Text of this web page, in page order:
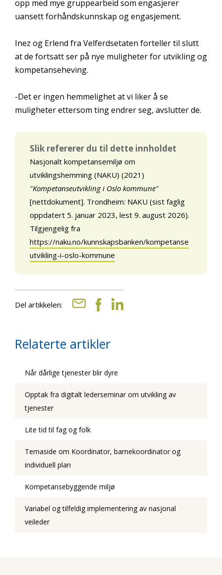
opp med mye gruppearbeid som engasjerer
uansett forhåndskunnskap og engasjement.
Inez og Erlend fra Velferdsetaten forteller til slutt
at de fortsatt ser på nye muligheter for utvikling og
kompetanseheving.
-Det er ingen hemmelighet at vi liker å se
muligheter ettersom ting endrer seg, avslutter de.
Slik refererer du til dette innholdet
Nasjonalt kompetansemiljø om
utviklingshemming (NAKU) (2021)
"Kompetanseutvikling i Oslo kommune"
[nettdokument]. Trondheim: NAKU (sist faglig
oppdatert 5. januar 2023, lest 9. august 2026).
Tilgjengelig fra
https://naku.no/kunnskapsbanken/kompetanse
utvikling-i-oslo-kommune
Del artikkelen:
Relaterte artikler
Når dårlige tjenester blir dyre
Opptak fra digitalt lederseminar om utvikling av
tjenester
Lite tid til fag og folk
Temaside om Koordinator, barnekoordinator og
individuell plan
Kompetansebyggende miljø
Variabel og tilfeldig implementering av nasjonal
veileder